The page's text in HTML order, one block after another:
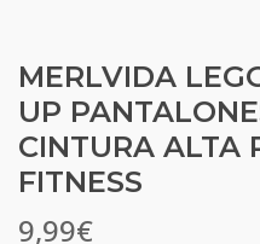
MERLVIDA
UP
CINTURA ALTA
FITNESS
9,99€